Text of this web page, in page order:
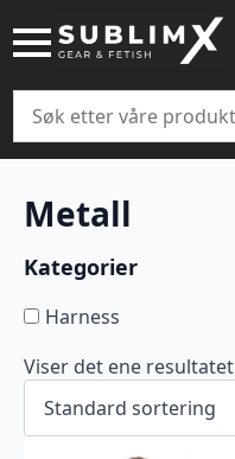
Metall
Kategorier
Harness
Viser det ene resultatet